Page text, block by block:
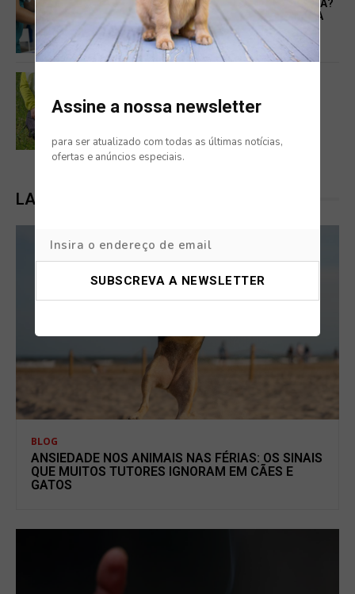
LICENÇA PARA URGÊNCIA VETERINÁRIA?
O DEBATE QUE ESTÁ A GANHAR FORÇA
ENTRE OS TUTORES DE ANIMAIS EM
PORTUGAL
BICAMPEÃO NACIONAL DE PISTAGEM:
LATEST POSTS
BLOG
ANSIEDADE NOS ANIMAIS NAS FÉRIAS: OS SINAIS
QUE MUITOS TUTORES IGNORAM EM CÃES E
GATOS
Assine a nossa newsletter
para ser atualizado com todas as últimas notícias,
ofertas e anúncios especiais.